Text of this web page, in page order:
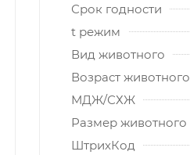
Срок годности
t режим
Вид животного
Возраст животного
МДЖ/СХЖ
Размер животного
ШтрихКод